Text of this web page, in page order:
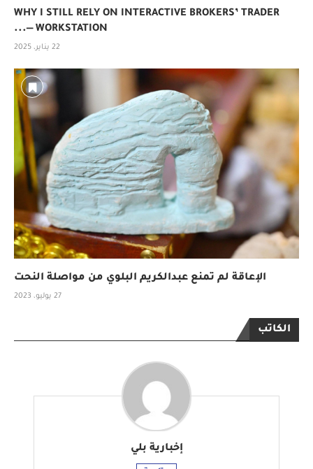
WHY I STILL RELY ON INTERACTIVE BROKERS’ TRADER
WORKSTATION —...
22 يناير، 2025
الإعاقة لم تمنع عبدالكريم البلوي من مواصلة النحت
27 يوليو، 2023
الكاتب
إخبارية بلي